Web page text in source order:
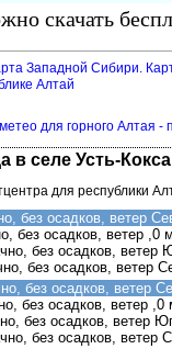
скачать
Западной Сибири.
Алтай
для горного Алтая -
в селе Усть-
для республики
без осадков, ветер
без осадков, ветер ,0
без осадков, ветер
без осадков, ветер
без осадков, ветер
без осадков, ветер ,0
без осадков, ветер
без осадков, ветер